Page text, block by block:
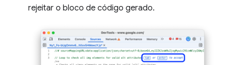
rejeitar o bloco de código gerado.